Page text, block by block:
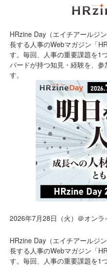
HRzine Day（エイチアールジ
長する人事のWebマガジン「
す。毎回、人事の重要課題を1
パードが持つ知見・経験を、
す。
2026年7月28日（火）＠オンラ
HRzine Day（エイチアールジ
長する人事のWebマガジン「
す。毎回、人事の重要課題を1